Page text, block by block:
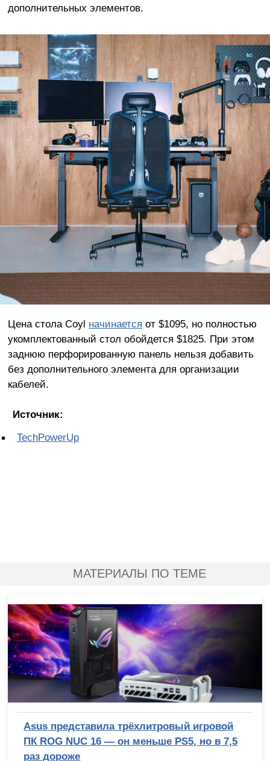
дополнительных элементов.
Цена стола Coyl начинается от $1095, но полностью
укомплектованный стол обойдется $1825. При этом
заднюю перфорированную панель нельзя добавить
без дополнительного элемента для организации
кабелей.
Источник:
TechPowerUp
МАТЕРИАЛЫ ПО ТЕМЕ
Asus представила трёхлитровый игровой
ПК ROG NUC 16 — он меньше PS5, но в 7,5
раз дороже